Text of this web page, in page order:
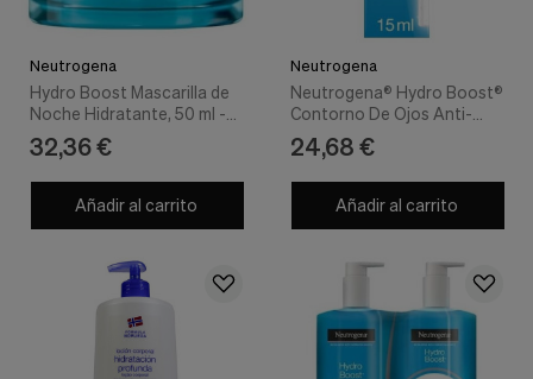
utilizan
Neutrogena
Hydro Boost Mascarilla de
Noche Hidratante, 50 ml -
Neutrogena
32,36 €
Añadir al carrito
Neutrogena
Neutrogena® Hydro Boost®
Contorno De Ojos Anti-
Fatiga 15Ml
24,68 €
Añadir al carrito